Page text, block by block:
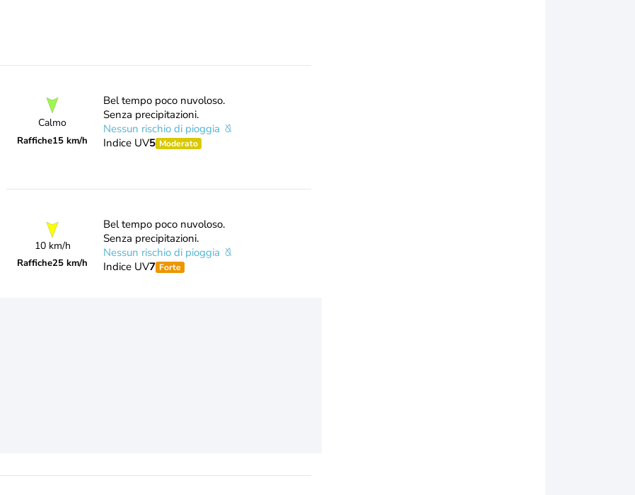
Calmo
Raffiche15 km/h
Bel tempo poco nuvoloso.
Senza precipitazioni.
Nessun rischio di pioggia
Indice UV5 Moderato
10 km/h
Raffiche25 km/h
Bel tempo poco nuvoloso.
Senza precipitazioni.
Nessun rischio di pioggia
Indice UV7 Forte